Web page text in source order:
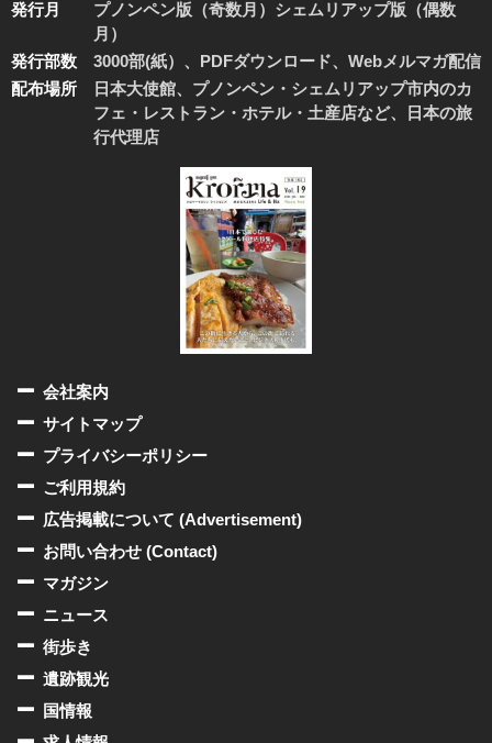
発行月
プノンペン版（奇数月）シェムリアップ版（偶数
月）
発行部数
3000部(紙）、PDFダウンロード、Webメルマガ配信
配布場所
日本大使館、プノンペン・シェムリアップ市内のカ
フェ・レストラン・ホテル・土産店など、日本の旅
行代理店
会社案内
サイトマップ
プライバシーポリシー
ご利用規約
広告掲載について (Advertisement)
お問い合わせ (Contact)
マガジン
ニュース
街歩き
遺跡観光
国情報